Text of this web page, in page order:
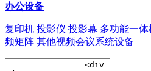
办公设备
复印机 投影仪 投影幕 多功能一体
频矩阵 其他视频会议系统设备